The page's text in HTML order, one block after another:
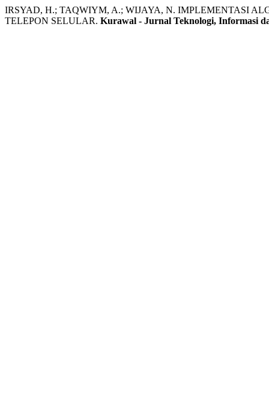
IRSYAD, H.; TAQWIYM, A.; WIJAYA, N. IMPLEMENTASI
TELEPON SELULAR. Kurawal - Jurnal Teknologi, Informasi